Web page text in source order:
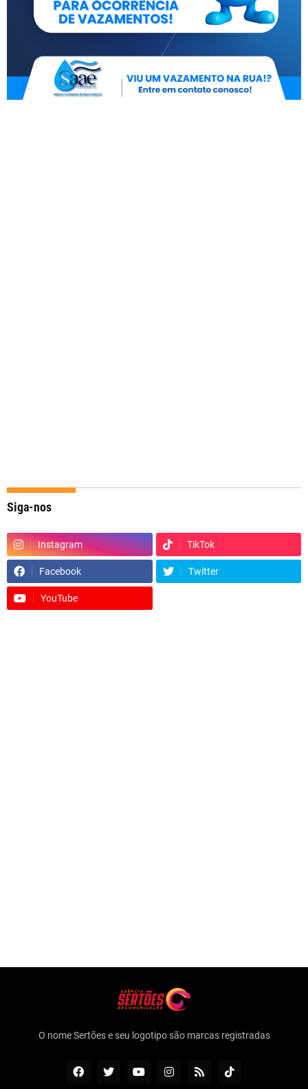
Siga-nos
Instagram TikTok
Facebook Twitter
YouTube
O nome Sertões e seu logotipo são marcas registradas